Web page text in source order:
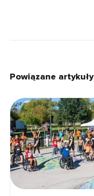
Powiązane artykuły